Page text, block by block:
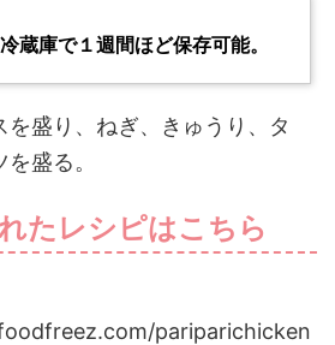
蔵庫で１週間ほど保存可能。
を盛り、ねぎ、きゅうり、タ
盛る。
たレシピはこちら
pariparichicken